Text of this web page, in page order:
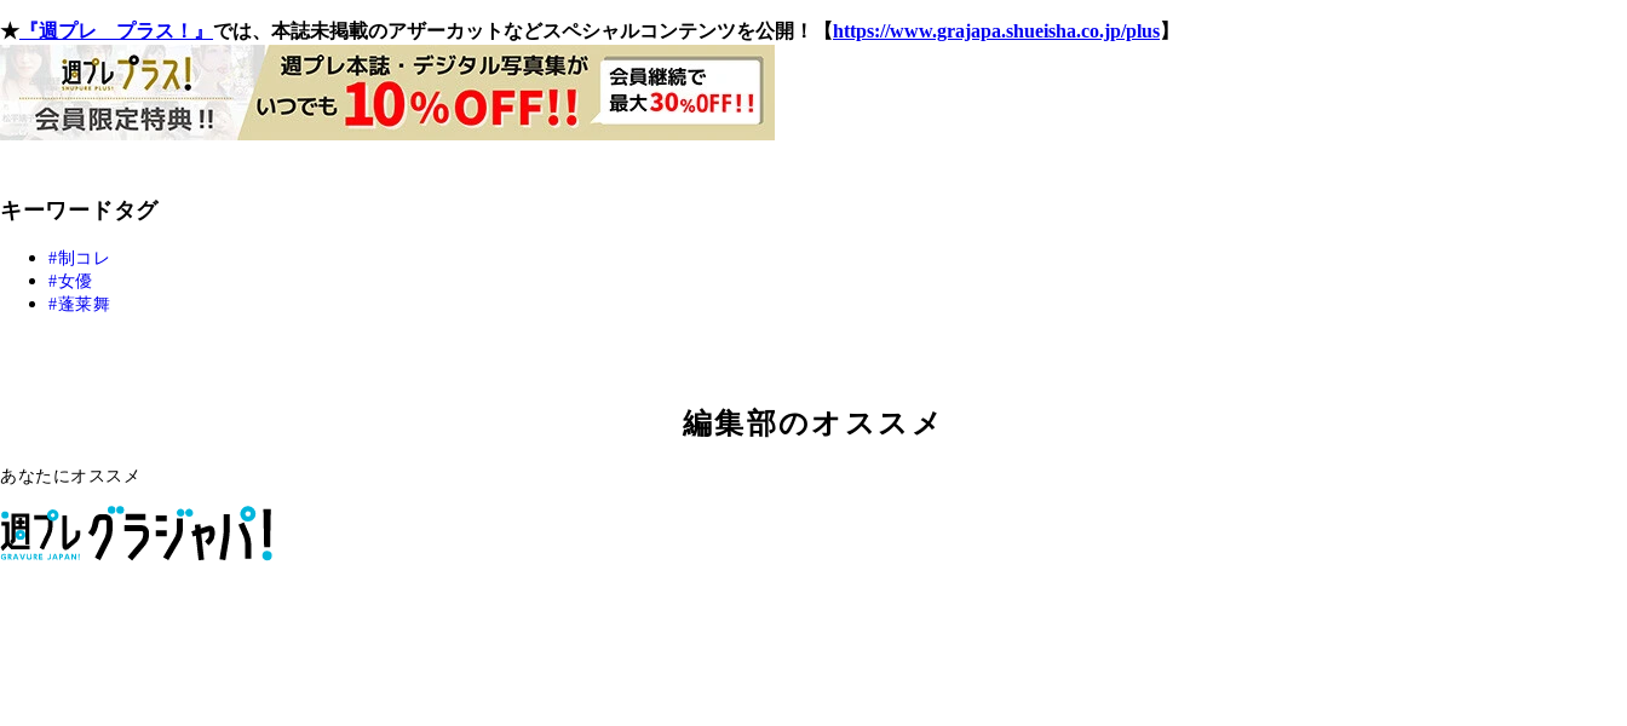
★ 『週プレ プラス！』 では、本誌未掲載のアザーカットなどスペシャルコンテンツを公開！【https://www.grajapa.shueisha.co.jp/plus】
キーワードタグ
制コレ
女優
蓬莱舞
編集部のオススメ
あなたにオススメ